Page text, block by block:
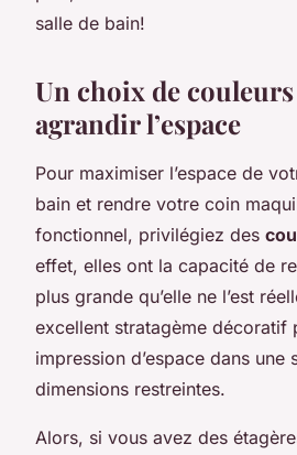
salle de bain!
Un choix de
agrandir l’espace
Pour maximiser l’espace de
bain et rendre votre coin
fonctionnel, privilégiez des
effet, elles ont la capacité de
plus grande qu’elle ne l’est
excellent stratagème décoratif
impression d’espace dans une
dimensions restreintes.
Alors, si vous avez des